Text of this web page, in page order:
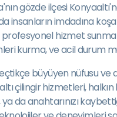
gözde ilçesi
insanların imdadına
hizmet
kurma, ve acil durum
büyüyen nüfusu
çilingir hizmetleri,
da anahtarınızı